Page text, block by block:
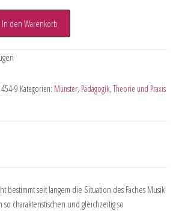
In den Warenkorb
9 Kategorien: Münster, Pädagogik, Theorie und Praxis
bestimmt seit langem die Situation des Faches Musik
charakteristischen und gleichzeitig so